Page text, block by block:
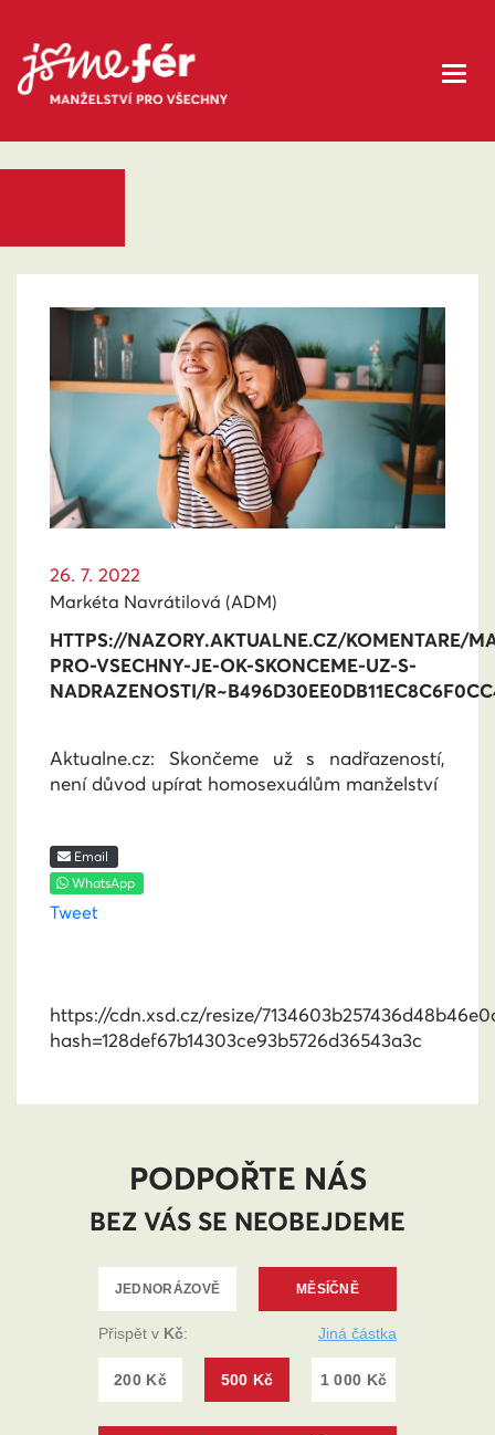
26. 7. 2022
Markéta Navrátilová (ADM)
HTTPS://NAZORY.AKTUALNE.CZ/KOMENTARE/
PRO-VSECHNY-JE-OK-SKONCEME-UZ-S-
NADRAZENOSTI/
Aktualne.cz: Skončeme už s nadřazeností,
není důvod upírat homosexuálům manželství
Email
WhatsApp
Tweet
https://cdn.xsd.cz/resize/
hash=128def67b14303ce93b5726d36543a3c
PODPOŘTE NÁS
BEZ VÁS SE NEOBEJDEME